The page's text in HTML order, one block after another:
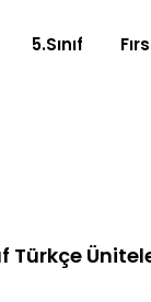
5.Sınıf
Türkçe